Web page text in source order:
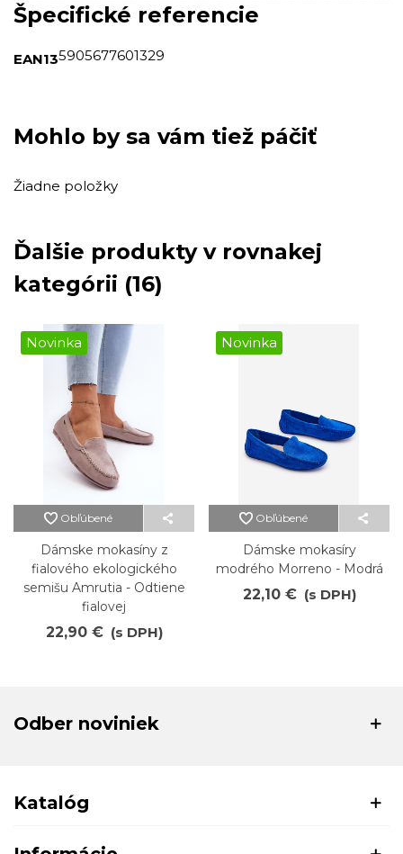
Špecifické referencie
EAN135905677601329
Mohlo by sa vám tiež páčiť
Žiadne položky
Ďalšie produkty v rovnakej
kategórii (16)
Novinka
Obľúbené
Dámske mokasíny z
fialového ekologického
semišu Amrutia - Odtiene
fialovej
22,90 € (s DPH)
Novinka
Obľúbené
Dámske mokasíry
modrého Morreno - Modrá
22,10 € (s DPH)
Odber noviniek
Katalóg